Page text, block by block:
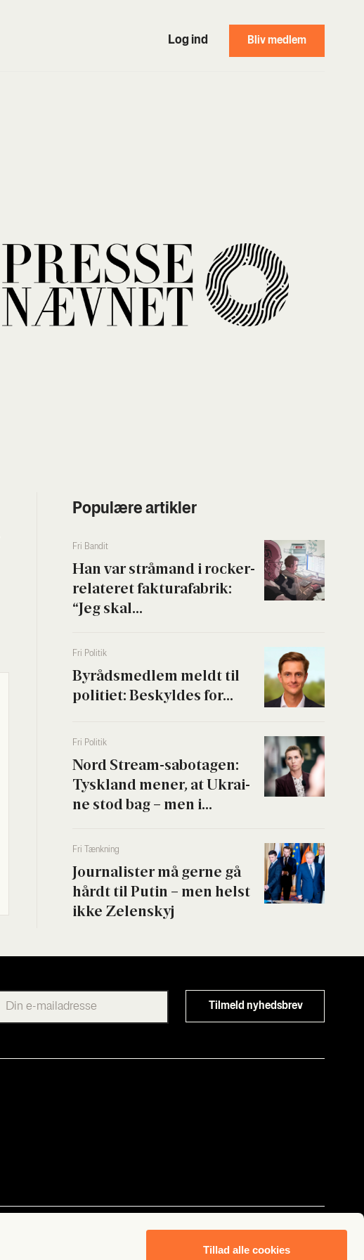
Tillad alle cookies
Log ind Bliv medlem
Populære artikler
Fri Ban­dit
Han var strå­mand i rock­er­
re­la­te­ret fak­tura­fa­brik:
“Jeg skal...
Fri Poli­tik
Byrå­ds­med­lem meldt til
poli­ti­et: Beskyl­des for...
Fri Poli­tik
Nord Stream-sabo­ta­gen:
Tys­kland mener, at Ukrai­
ne stod bag – men i...
Fri Tænk­ning
Jour­na­li­ster må ger­ne gå
hårdt til Putin – men helst
ikke Zelen­skyj
Følg os